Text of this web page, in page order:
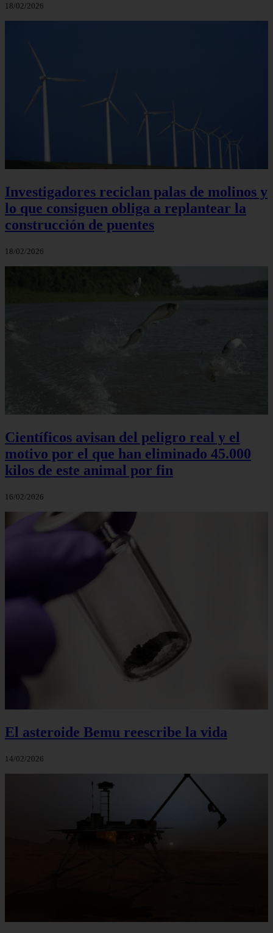
18/02/2026
Investigadores reciclan palas de molinos y
lo que consiguen obliga a replantear la
construcción de puentes
18/02/2026
Científicos avisan del peligro real y el
motivo por el que han eliminado 45.000
kilos de este animal por fin
16/02/2026
El asteroide Bemu reescribe la vida
14/02/2026